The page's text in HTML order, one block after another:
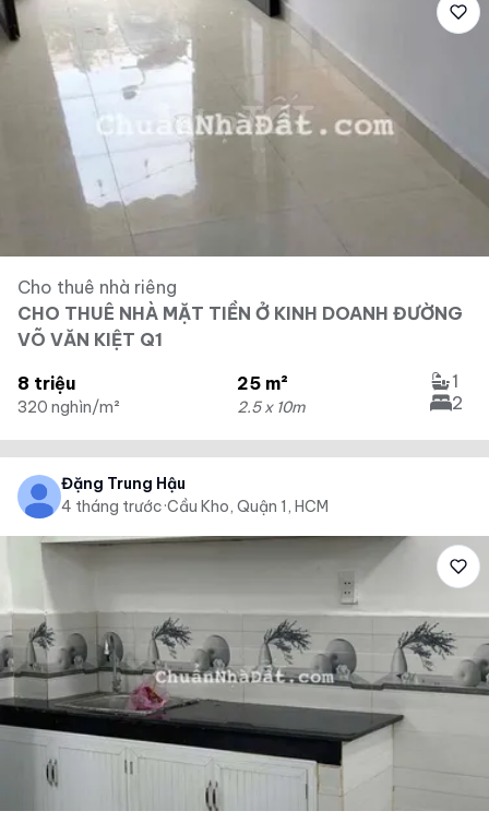
Cho thuê nhà riêng
CHO THUÊ NHÀ MẶT TIỀN Ở KINH DOANH ĐƯỜNG
VÕ VĂN KIỆT Q1
8 triệu
320 nghìn/m²
25 m²
2.5 x 10m
1
2
Đặng Trung Hậu
4 tháng trước·Cầu Kho, Quận 1, HCM